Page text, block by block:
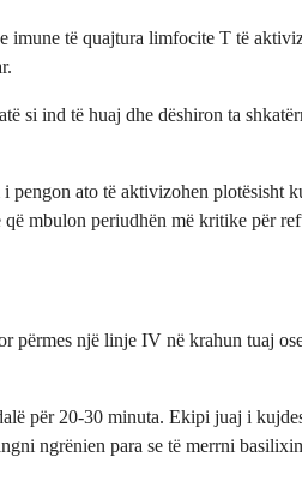
të quajtura limfocite T të
si ind të huaj dhe dëshiron ta
ato të aktivizohen
mbulon periudhën më kritike për
përmes një linje IV në krahun tuaj
për 20-30 minuta. Ekipi juaj i
ngrënien para se të merrni